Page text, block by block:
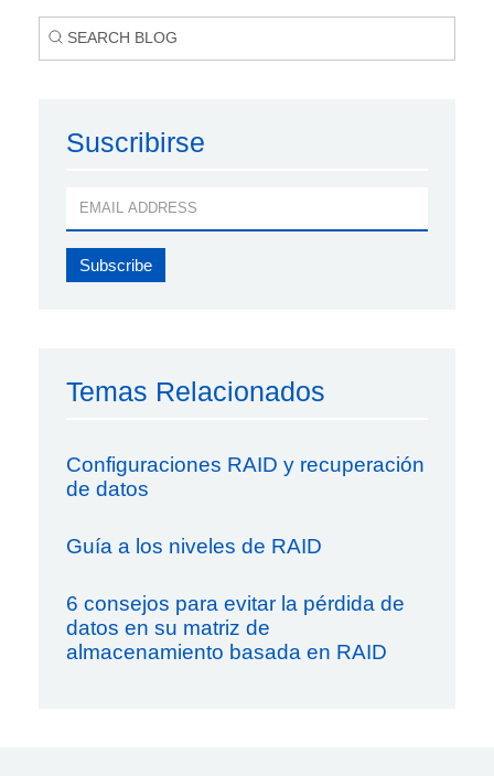
Suscribirse
Temas Relacionados
Configuraciones RAID y recuperación
de datos
Guía a los niveles de RAID
6 consejos para evitar la pérdida de
datos en su matriz de
almacenamiento basada en RAID